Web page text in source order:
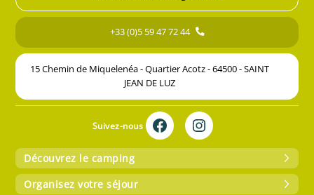
+33 (0)5 59 47 72 44
15 Chemin de Miquelenéa - Quartier Acotz - 64500 - SAINT
JEAN DE LUZ
Suivez-nous
Découvrez le camping
Organisez votre séjour